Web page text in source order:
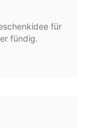
für
fündig.